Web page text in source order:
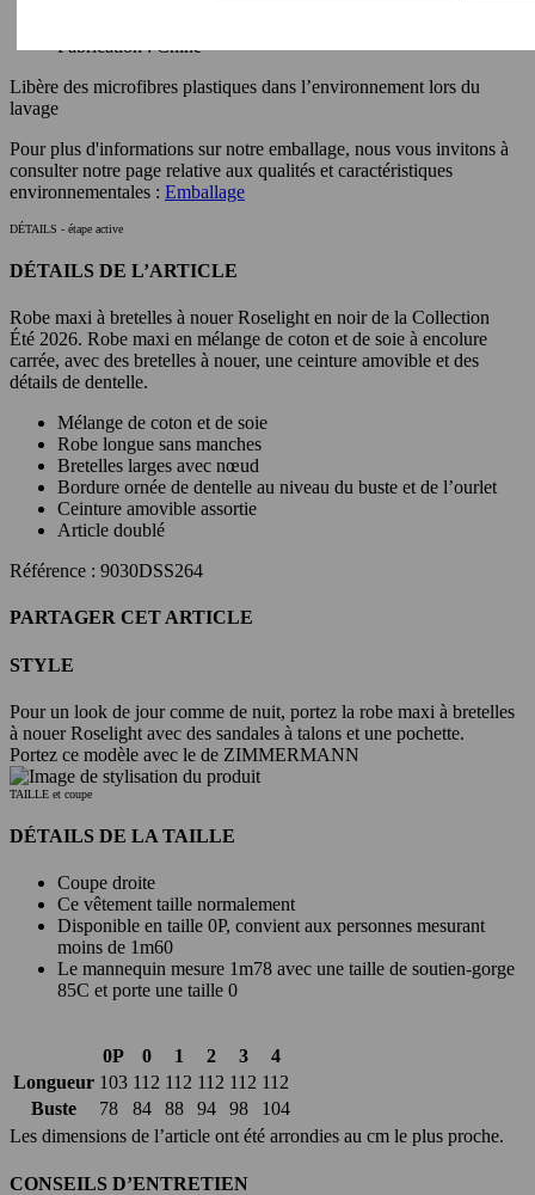
Fabrication : Chine
Libère des microfibres plastiques dans l’environnement lors du
lavage
Pour plus d'informations sur notre emballage, nous vous invitons à
consulter notre page relative aux qualités et caractéristiques
environnementales : Emballage
DÉTAILS - étape active
DÉTAILS DE L’ARTICLE
Robe maxi à bretelles à nouer Roselight en noir de la Collection
Été 2026. Robe maxi en mélange de coton et de soie à encolure
carrée, avec des bretelles à nouer, une ceinture amovible et des
détails de dentelle.
Mélange de coton et de soie
Robe longue sans manches
Bretelles larges avec nœud
Bordure ornée de dentelle au niveau du buste et de l’ourlet
Ceinture amovible assortie
Article doublé
Référence : 9030DSS264
PARTAGER CET ARTICLE
STYLE
Pour un look de jour comme de nuit, portez la robe maxi à bretelles
à nouer Roselight avec des sandales à talons et une pochette.
Portez ce modèle avec le de ZIMMERMANN
TAILLE et coupe
DÉTAILS DE LA TAILLE
Coupe droite
Ce vêtement taille normalement
Disponible en taille 0P, convient aux personnes mesurant
moins de 1m60
Le mannequin mesure 1m78 avec une taille de soutien-gorge
85C et porte une taille 0
0P 0 1 2 3
4
Longueur 103 112 112 112 112 112
Buste
78 84 88 94 98
104
Les dimensions de l’article ont été arrondies au cm le plus proche.
CONSEILS D’ENTRETIEN